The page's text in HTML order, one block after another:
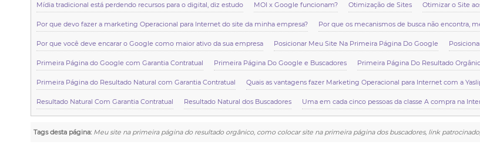
Mídia tradicional está perdendo recursos para o digital, diz estudo MOI x Google funcionam? Otimização de Sites Otimizar o Site
Por que devo fazer a marketing Operacional para Internet do site da minha empresa? Por que os mecanismos de busca não encontra,
Por que você deve encarar o Google como maior ativo da sua empresa Posicionar Meu Site Na Primeira Página Do Google
Primeira Página do Google com Garantia Contratual Primeira Página Do Google e Buscadores Primeira Página Do Resultado
Primeira Página do Resultado Natural com Garantia Contratual Quais as vantagens fazer Marketing Operacional para Internet com a
Resultado Natural Com Garantia Contratual Resultado Natural dos Buscadores Uma em cada cinco pessoas da classe A compra na
Tags desta página: Meu site na primeira página do resultado orgânico, como colocar site na primeira página dos buscadores, link